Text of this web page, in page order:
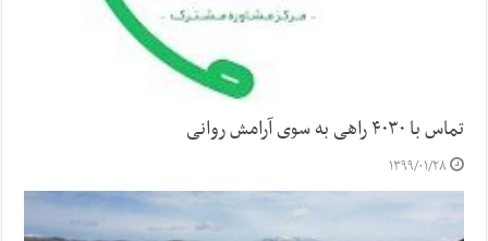
تماس با ۴۰۳۰ راهی به سوی آرامش روانی
۱۳۹۹/۰۱/۲۸